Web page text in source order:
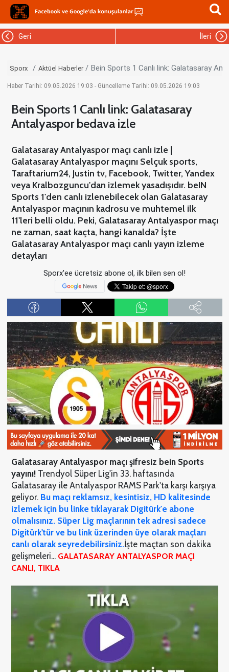
Geri İleri
Sporx Aktüel Haberler Bein Sports 1 Canlı link: Galatasaray
Haber Tarihi: 09.05.2026 19:03 - Güncelleme Tarihi: 09.05.2026 19:03
Bein Sports 1 Canlı link: Galatasaray
Antalyaspor bedava izle
Galatasaray Antalyaspor maçı canlı izle |
Galatasaray Antalyaspor maçını Selçuk sports,
Taraftarium24, Justin tv, Facebook, Twitter, Yandex
veya Kralbozguncu'dan izlemek yasadışıdır. beIN
Sports 1'den canlı izlenebilecek olan Galatasaray
Antalyaspor maçının kadrosu ve muhtemel ilk
11'leri belli oldu. Peki, Galatasaray Antalyaspor maçı
ne zaman, saat kaçta, hangi kanalda? İşte
Galatasaray Antalyaspor maçı canlı yayın izleme
detayları
Sporx'ee ücretsiz abone ol, ilk bilen sen ol!
Galatasaray Antalyaspor maçı şifresiz bein Sports
yayını! Trendyol Süper Lig'in 33. haftasında
Galatasaray ile Antalyaspor RAMS Park'ta karşı karşıya
geliyor. Bu maçı reklamsız, kesintisiz, HD kalitesinde
izlemek için bu linke tıklayarak Digitürk'e abone
olmalısınız. Süper Lig maçlarının tek adresi sadece
Digitürk'tür ve bu link üzerinden üye olarak maçları
canlı olarak seyredebilirsiniz.İşte maçtan son dakika
gelişmeleri... GALATASARAY ANTALYASPOR MAÇI
CANLI, TIKLA